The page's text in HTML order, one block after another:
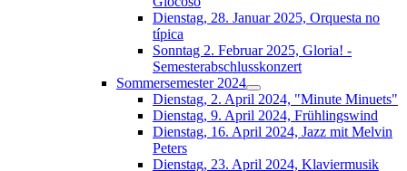
Dienstag, 28. Januar 2025, Orquesta no
típica
Sonntag 2. Februar 2025, Gloria! -
Semesterabschlusskonzert
Sommersemester 2024
Dienstag, 2. April 2024, "Minute Minuets"
Dienstag, 9. April 2024, Frühlingswind
Dienstag, 16. April 2024, Jazz mit Melvin
Peters
Dienstag, 23. April 2024, Klaviermusik